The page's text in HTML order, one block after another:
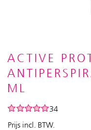
ACTIVE
ML
34
Prijs incl. BTW.